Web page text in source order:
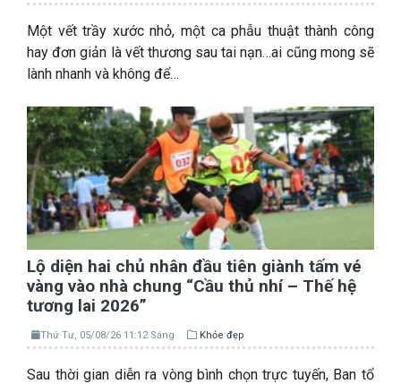
Một vết trầy xước nhỏ, một ca phẫu thuật thành công
hay đơn giản là vết thương sau tai nạn…ai cũng mong sẽ
lành nhanh và không để…
Lộ diện hai chủ nhân đầu tiên giành tấm vé
vàng vào nhà chung “Cầu thủ nhí – Thế hệ
tương lai 2026”
Thứ Tư, 05/08/26 11:12 Sáng Khỏe đẹp
Sau thời gian diễn ra vòng bình chọn trực tuyến, Ban tổ